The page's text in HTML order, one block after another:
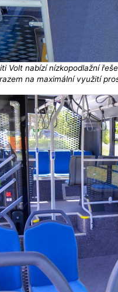
Volt nabízí nízkopodlažní
na maximální využití